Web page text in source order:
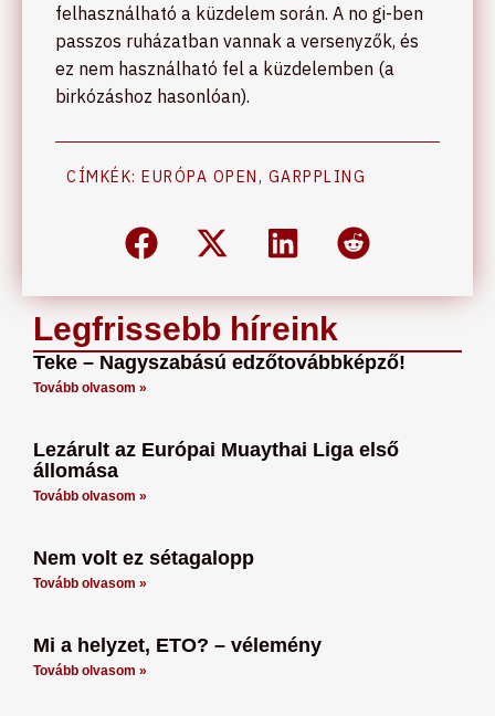
Legfrissebb híreink
Teke – Nagyszabású edzőtovábbképző!
Tovább olvasom »
Lezárult az Európai Muaythai Liga első
állomása
Tovább olvasom »
Nem volt ez sétagalopp
Tovább olvasom »
Mi a helyzet, ETO? – vélemény
Tovább olvasom »
felhasználható a küzdelem során. A no gi-ben
passzos ruházatban vannak a versenyzők, és
ez nem használható fel a küzdelemben (a
birkózáshoz hasonlóan).
CÍMKÉK: EURÓPA OPEN, GARPPLING